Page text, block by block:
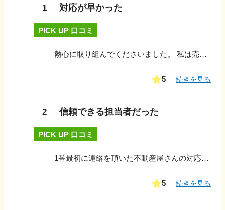
1 対応が早かった
PICK UP 口コミ
熱心に取り組んでくださいました。 私は売却する家より離れていたのですが、電話の対応も丁寧で何度も電話をくださいました。 納得のいく素晴らしい会社です。
5 続きを見る
2 信頼できる担当者だった
PICK UP 口コミ
1番最初に連絡を頂いた不動産屋さんの対応は、なかなかこの物件は難しいとのことで諦めかけていたところに、エーピーエスさんから連絡がありそこからの対応が親切丁寧で、約3か月後には無事売却できました。
5 続きを見る